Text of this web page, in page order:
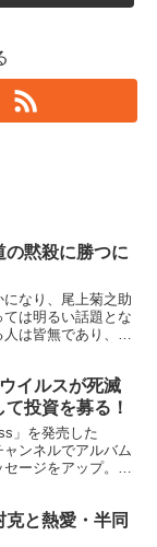
の黙殺に勝つに
なり、尾上菊之助
は明るい話題とな
は皆無であり、黙
イルスが死滅
投資を募る！
」を発売した
ンネルでアルバム
ージをアップ。
と熱愛・半同